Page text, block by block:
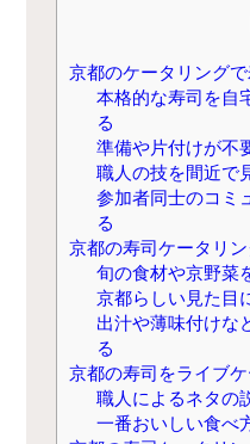
京都のケータリング
本格的な寿司を自
る
準備や片付けが不
職人の技を間近で
参加者同士のコミ
る
京都の寿司ケータリ
旬の食材や京野菜
京都らしい見た目
出汁や薄味付けな
る
京都の寿司をライブ
職人によるネタの
一番おいしい食べ